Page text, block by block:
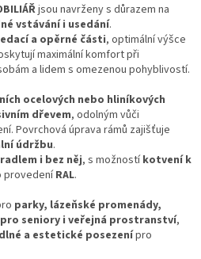
jsou navrženy s důrazem na
vstávání i usedání.
a opěrné části, optimální výšce
maximální komfort při
a lidem s omezenou pohyblivostí.
ocelových nebo hliníkových
dřevem, odolným vůči
Povrchová úprava rámů zajišťuje
údržbu.
i bez něj, s možnostíkotvení k
provedeníRAL.
parky, lázeňské promenády,
seniory i veřejná prostranství,
a estetické posezenípro